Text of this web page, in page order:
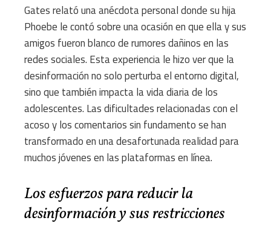
Gates relató una anécdota personal donde su hija
Phoebe le contó sobre una ocasión en que ella y sus
amigos fueron blanco de rumores dañinos en las
redes sociales. Esta experiencia le hizo ver que la
desinformación no solo perturba el entorno digital,
sino que también impacta la vida diaria de los
adolescentes. Las dificultades relacionadas con el
acoso y los comentarios sin fundamento se han
transformado en una desafortunada realidad para
muchos jóvenes en las plataformas en línea.
Los esfuerzos para reducir la
desinformación y sus restricciones